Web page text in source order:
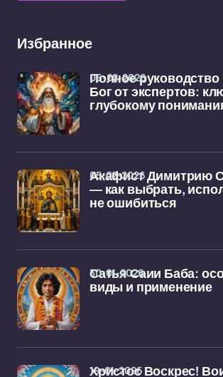
Избранное
Полное руководство
Бог от экспертов:
глубокому
06-02-2026
Акафист Димитрию
— как выбрать,
не ошибиться
05-02-2026
Сатья Саии Баба:
виды и применение
30-01-2026
Христос Воскрес!
19-01-2026